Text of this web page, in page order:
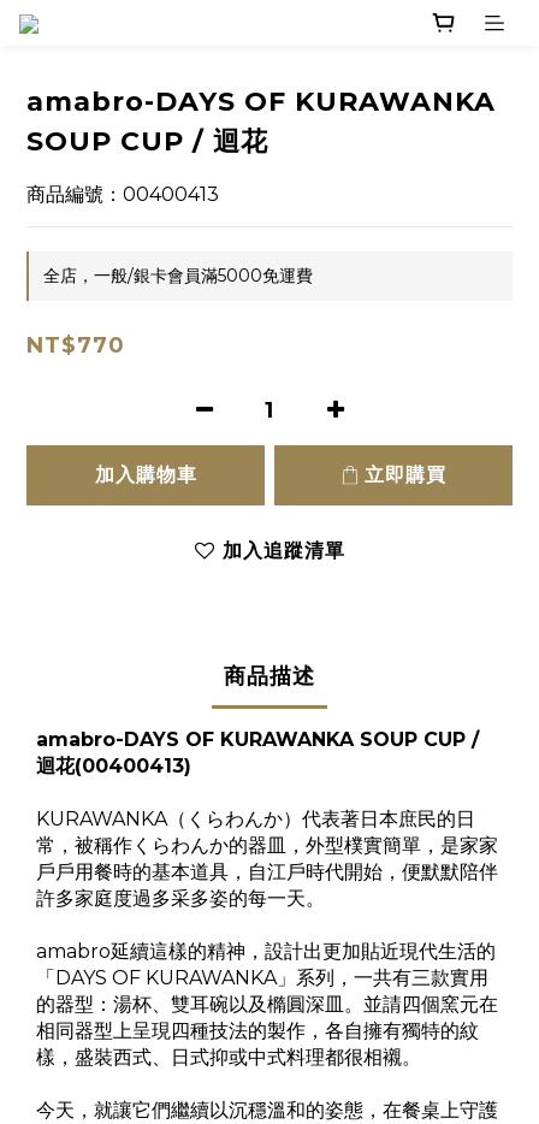
amabro-DAYS OF KURAWANKA
SOUP CUP / 迴花
商品編號：00400413
全店，一般/銀卡會員滿5000免運費
NT$770
加入購物車 立即購買
加入追蹤清單
商品描述
amabro-DAYS OF KURAWANKA SOUP CUP /
迴花(00400413)
KURAWANKA（くらわんか）代表著日本庶民的日
常，被稱作くらわんか的器皿，外型樸實簡單，是家家
戶戶用餐時的基本道具，自江戶時代開始，便默默陪伴
許多家庭度過多采多姿的每一天。
amabro延續這樣的精神，設計出更加貼近現代生活的
「DAYS OF KURAWANKA」系列，一共有三款實用
的器型：湯杯、雙耳碗以及橢圓深皿。並請四個窯元在
相同器型上呈現四種技法的製作，各自擁有獨特的紋
樣，盛裝西式、日式抑或中式料理都很相襯。
今天，就讓它們繼續以沉穩溫和的姿態，在餐桌上守護